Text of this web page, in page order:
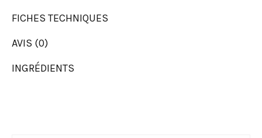
FICHES TECHNIQUES
AVIS (0)
INGRÉDIENTS